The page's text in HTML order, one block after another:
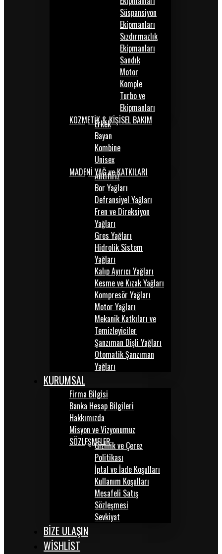
Süspansiyon
Ekipmanları
Sızdırmazlık
Ekipmanları
Sandık
Motor
Komple
Turbo ve
Ekipmanları
KOZMETİK & KİŞİSEL BAKIM
Erkek
Bayan
Kombine
Unisex
MADENİ YAĞ ve KATKILARI
Antifiriz
Bor Yağları
Defransiyel Yağları
Fren ve Direksiyon
Yağları
Gres Yağları
Hidrolik Sistem
Yağları
Kalıp Ayırıcı Yağları
Kesme ve Kızak Yağları
Kompresör Yağları
Motor Yağları
Mekanik Katkıları ve
Temizleyiciler
Şanzıman Dişli Yağları
Otomatik Şanzıman
Yağları
KURUMSAL
Firma Bilgisi
Banka Hesap Bilgileri
Hakkımızda
Misyon ve Vizyonumuz
SÖZLEŞMELERGizlilik ve Çerez
Politikası
İptal ve İade Koşulları
Kullanım Koşulları
Mesafeli Satış
Sözleşmesi
Sevkiyat
BİZE ULAŞIN
WISHLIST